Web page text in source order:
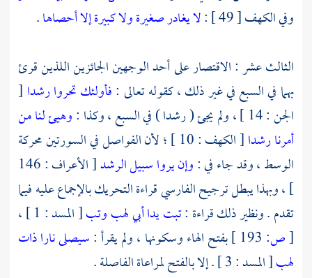
وفي الكهف [ 49 ] :
لا يغادر صغيرة ولا كبيرة إلا أحصاها.
الثالث عشر : الاقتصار على أحد الوجهين الجائزين اللذين قرئ
بهما في السبع في غير ذلك ، كقوله تعالى :فأولئك تحروا رشدا [
الجن : 14 ] ، ولم يجئ ( رشدا ) في السبع ، وكذا :
وهيئ لنا من
أمرنا رشدا
[ الكهف : 10 ] ؛ لأن الفواصل في السورتين محركة
الوسط ، وقد جاء في :وإن يروا سبيل الرشد
[ الأعراف : 146
] ، وبهذا يبطل ترجيحالفارسيقراءة التحريك بالإجماع عليه فيما
تقدم . ونظير ذلك قراءة :تبت يدا أبي لهب وتب[ المسد : 1 ] ،
[ص: بفتح الهاء وسكونها ، ولم يقرأ :سيصلى نارا ذات
لهب[ المسد : 3 ] . إلا بالفتح لمراعاة الفاصلة .